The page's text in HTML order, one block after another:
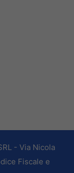
- Via Nicola
Fiscale e